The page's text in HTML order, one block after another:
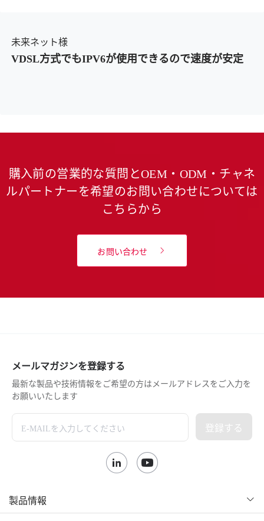
未来ネット様
VDSL方式でもIPV6が使用できるので速度が安定
購入前の営業的な質問とOEM・ODM・チャネ
ルパートナーを希望のお問い合わせについては
こちらから
お問い合わせ
メールマガジンを登録する
最新な製品や技術情報をご希望の方はメールアドレスをご入力を
お願いいたします
登録する
製品情報